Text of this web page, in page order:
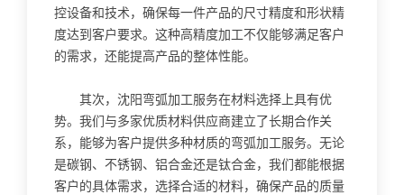
控设备和技术，确保每一件产品的尺寸精度和形状精
度达到客户要求。这种高精度加工不仅能够满足客户
的需求，还能提高产品的整体性能。
其次，沈阳弯弧加工服务在材料选择上具有优
势。我们与多家优质材料供应商建立了长期合作关
系，能够为客户提供多种材质的弯弧加工服务。无论
是碳钢、不锈钢、铝合金还是钛合金，我们都能根据
客户的具体需求，选择合适的材料，确保产品的质量